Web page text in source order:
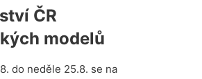
ČR
modelů
do neděle 25.8. se na